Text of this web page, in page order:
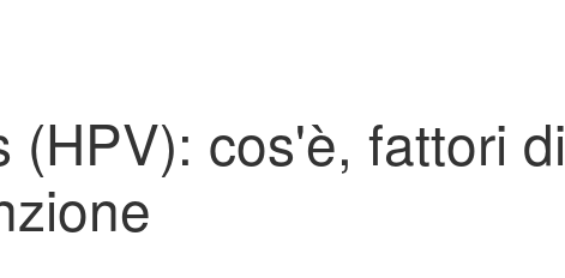
(HPV): cos'è, fattori di